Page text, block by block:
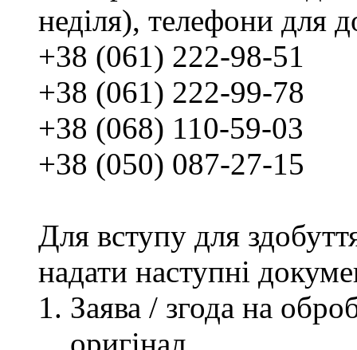
неділя), телефони для
+38 (061) 222-98-51
+38 (061) 222-99-78
+38 (068) 110-59-03
+38 (050) 087-27-15
Для вступу для
надати наступні
Заява / згода на